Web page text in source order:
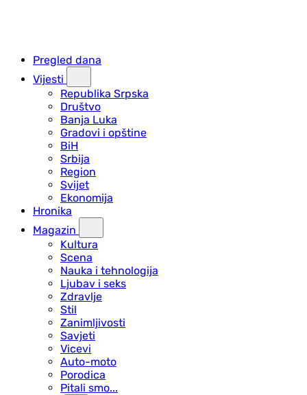
Pregled dana
Vijesti
Republika Srpska
Društvo
Banja Luka
Gradovi i opštine
BiH
Srbija
Region
Svijet
Ekonomija
Hronika
Magazin
Kultura
Scena
Nauka i tehnologija
Ljubav i seks
Zdravlje
Stil
Zanimljivosti
Savjeti
Vicevi
Auto-moto
Porodica
Pitali smo...